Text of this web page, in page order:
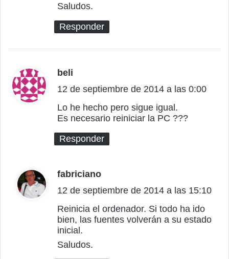
Saludos.
Responder
beli
i
c
e
:
12 de septiembre de 2014 a las 0:00
Lo he hecho pero sigue igual.
Es necesario reiniciar la PC ???
Responder
fabriciano
i
c
e
12 de septiembre de 2014 a las 15:10
Reinicia el ordenador. Si todo ha ido
bien, las fuentes volverán a su estado
inicial.
Saludos.